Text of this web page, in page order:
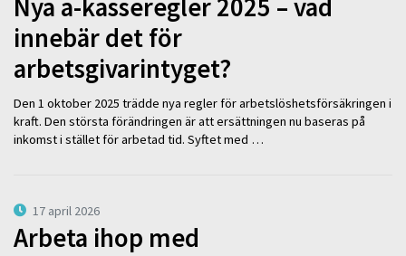
Nya a-kasseregler 2025 – vad
innebär det för
arbetsgivarintyget?
Den 1 oktober 2025 trädde nya regler för arbetslöshetsförsäkringen i
kraft. Den största förändringen är att ersättningen nu baseras på
inkomst i stället för arbetad tid. Syftet med …
17 april 2026
Arbeta ihop med